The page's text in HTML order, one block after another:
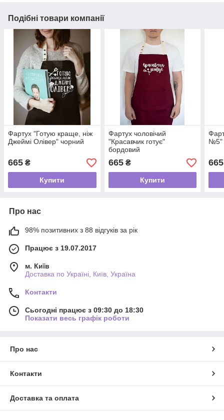
Подібні товари компанії
Фартух "Готую краще, ніж
Джеймі Олівер" чорний
665 ₴
Купити
Фартух чоловічий
"Красавчик готує"
бордовий
665₴
Купити
№5"
665
Про нас
98% позитивних з 88 відгуків за рік
Працює з 19.07.2017
м. Київ
Доставка по Україні, Київ, Україна
Контакти
Сьогодні працює з 09:30 до 18:30
Показати весь графік роботи
Про нас
Контакти
Доставка та оплата